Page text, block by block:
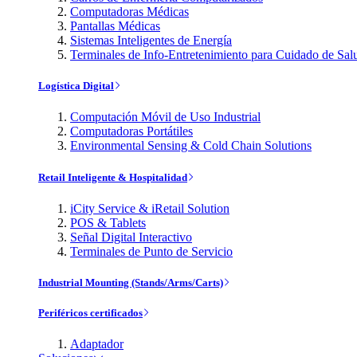
Computadoras Médicas
Pantallas Médicas
Sistemas Inteligentes de Energía
Terminales de Info-Entretenimiento para Cuidado de
Logística Digital
Computación Móvil de Uso Industrial
Computadoras Portátiles
Environmental Sensing & Cold Chain Solutions
Retail Inteligente & Hospitalidad
iCity Service & iRetail Solution
POS & Tablets
Señal Digital Interactivo
Terminales de Punto de Servicio
Industrial Mounting (Stands/Arms/Carts)
Periféricos certificados
Adaptador